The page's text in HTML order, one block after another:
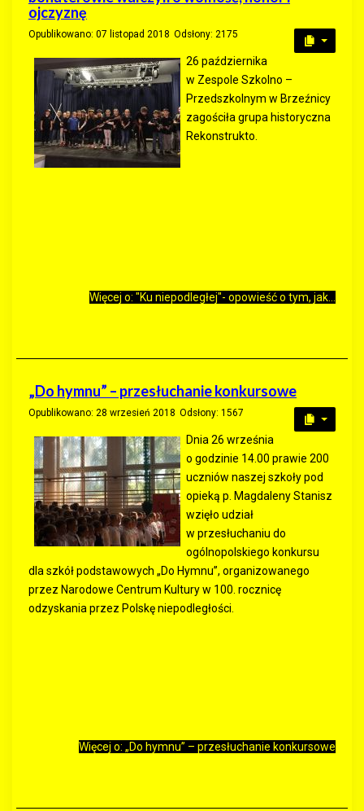
ojczyznę
Opublikowano: 07 listopad 2018 Odsłony: 2175
26 października
w Zespole Szkolno –
Przedszkolnym w Brzeźnicy
zagościła grupa historyczna
Rekonstrukto.
Więcej o: "Ku niepodległej"- opowieść o tym, jak...
„Do hymnu” – przesłuchanie konkursowe
Opublikowano: 28 wrzesień 2018 Odsłony: 1567
Dnia 26 września
o godzinie 14.00 prawie 200
uczniów naszej szkoły pod
opieką p. Magdaleny Stanisz
wzięło udział
w przesłuchaniu do
ogólnopolskiego konkursu
dla szkół podstawowych „Do Hymnu”, organizowanego
przez Narodowe Centrum Kultury w 100. rocznicę
odzyskania przez Polskę niepodległości.
Więcej o: „Do hymnu” – przesłuchanie konkursowe